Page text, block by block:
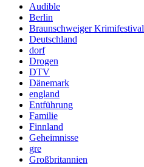
Audible
Berlin
Braunschweiger Krimifestival
Deutschland
dorf
Drogen
DTV
Dänemark
england
Entführung
Familie
Finnland
Geheimnisse
gre
Großbritannien